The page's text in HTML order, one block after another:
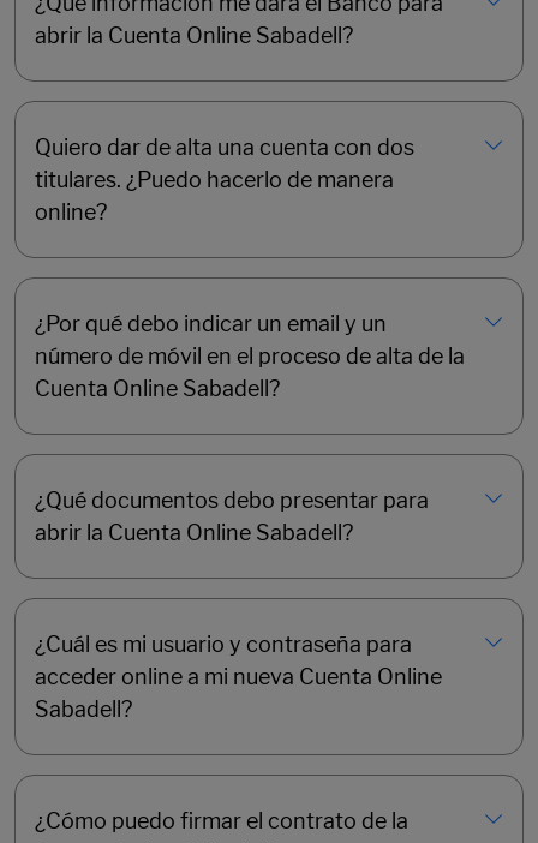
abrir la Cuenta Online Sabadell?
Quiero dar de alta una cuenta con dos
titulares. ¿Puedo hacerlo de manera
online?
¿Por qué debo indicar un email y un
número de móvil en el proceso de alta de la
Cuenta Online Sabadell?
¿Qué documentos debo presentar para
abrir la Cuenta Online Sabadell?
¿Cuál es mi usuario y contraseña para
acceder online a mi nueva Cuenta Online
Sabadell?
¿Cómo puedo firmar el contrato de la